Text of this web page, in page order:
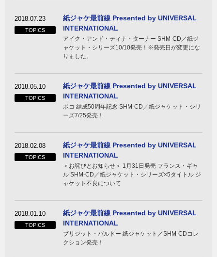
2018.07.23
TOPICS
紙ジャケ最前線 Presented by UNIVERSAL
INTERNATIONAL
アイク・アンド・ティナ・ターナー SHM-CD／紙ジ
ャケット・シリーズ10/10発売！※発売日が変更にな
りました。
2018.05.10
TOPICS
紙ジャケ最前線 Presented by UNIVERSAL
INTERNATIONAL
ポコ 結成50周年記念 SHM-CD／紙ジャケット・シリ
ーズ7/25発売！
2018.02.08
TOPICS
紙ジャケ最前線 Presented by UNIVERSAL
INTERNATIONAL
＜お詫びとお知らせ＞ 1月31日発売 フランス・ギャ
ル SHM-CD／紙ジャケット・シリーズ×5タイトル ジ
ャケット不良について
2018.01.10
TOPICS
紙ジャケ最前線 Presented by UNIVERSAL
INTERNATIONAL
ブリジット・バルドー 紙ジャケット／SHM-CDコレ
クション発売！